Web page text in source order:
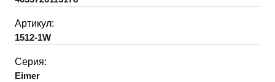
Артикул:
1512-1W
Серия:
Eimer